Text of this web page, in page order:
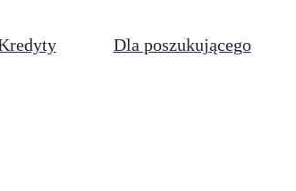
Dla poszukującego